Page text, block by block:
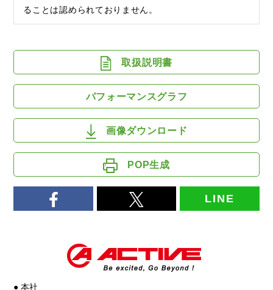
ることは認められておりません。
取扱説明書
パフォーマンスグラフ
画像ダウンロード
POP生成
LINE
● 本社